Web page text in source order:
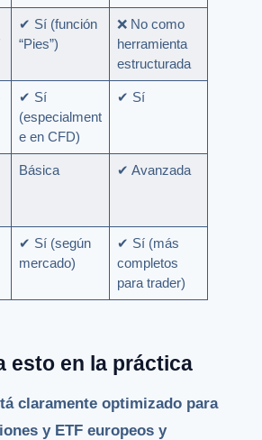
✔ Sí (función
“Pies”)
❌ No como
herramienta
estructurada
✔ Sí
(especialment
e en CFD)
✔ Sí
Básica ✔ Avanzada
✔ Sí (según
mercado)
✔ Sí (más
completos
para trader)
esto en la práctica
claramente optimizado para
y ETF europeos y